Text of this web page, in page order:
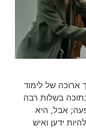
של לימוד
בתוכה בשלות רבה
אבל, היא
ידען ואיש